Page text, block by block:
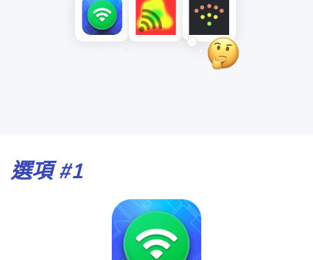
選項 #1